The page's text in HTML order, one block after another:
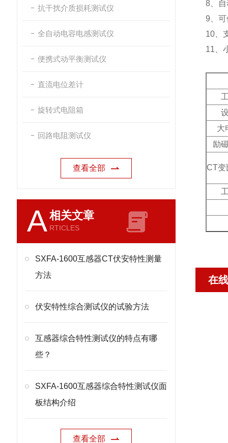
抗干扰介质损耗测试仪
全自动电容电感测试仪
便携式动平衡测试仪
直流电位差计
旋转式电阻箱
回路电阻测试仪
查看全部
A相关文章
RTICLES
SXFA-1600互感器CT伏安特性测量
方法
伏安特性综合测试仪的试验方法
互感器综合特性测试仪的特点有哪
些？
SXFA-1600互感器综合特性测试仪面
板结构介绍
查看全部
8、
9、
10、
11、
大
励
CT变
在